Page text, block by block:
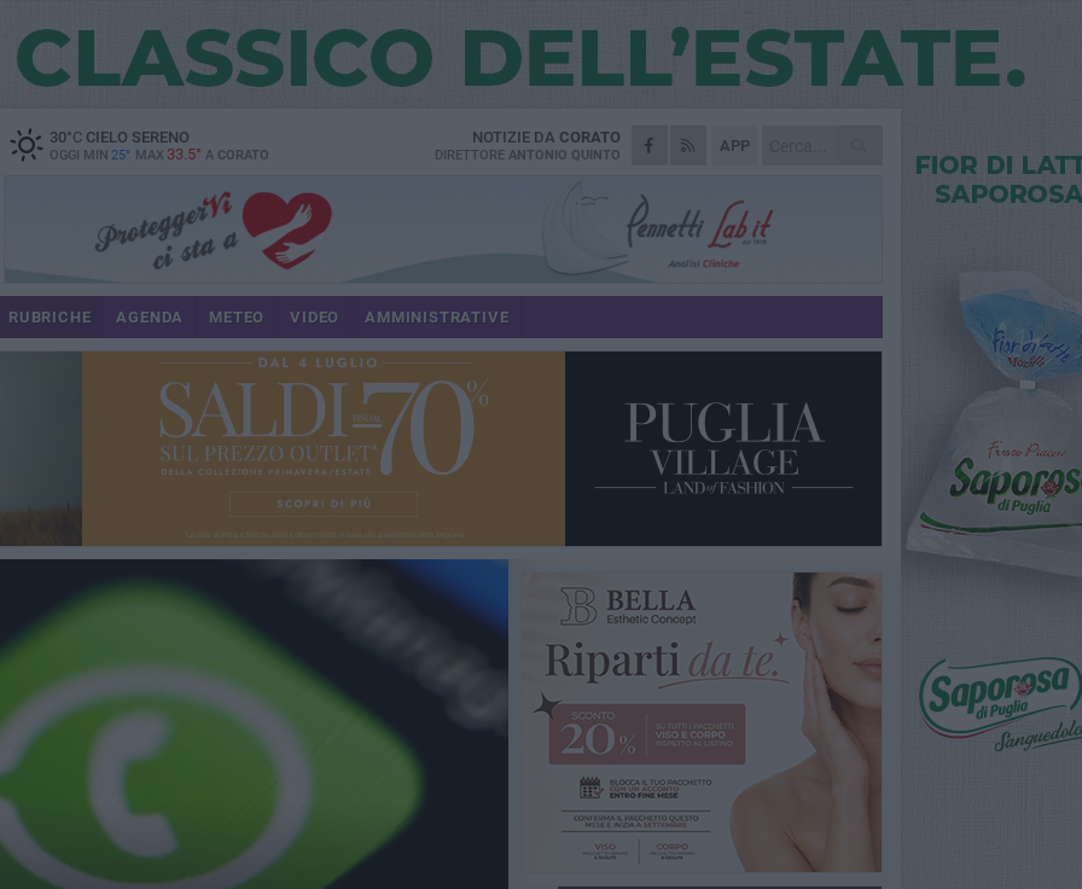
30°CCIELO SERENO
OGGI MIN 25° MAX 33.5° A CORATO
APP
NOTIZIE DA CORATO
DIRETTORE ANTONIO QUINTO
RUBRICHE AGENDA METEO VIDEO AMMINISTRATIVE